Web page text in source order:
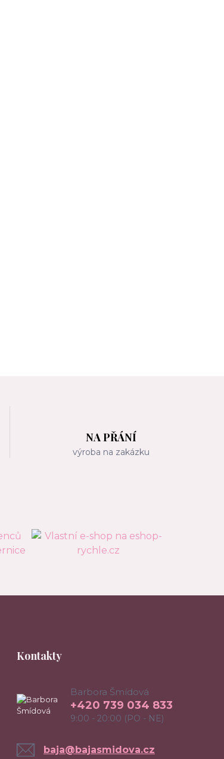
NA PŘÁNÍ
výroba na zakázku
Kontakty
Barbora Šmídová
+420 739 034 833
9:00 - 20:00 (PO - NE)
baja@bajasmidova.cz